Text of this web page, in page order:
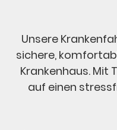
Unsere
sichere,
Krankenhaus. Mit
auf einen